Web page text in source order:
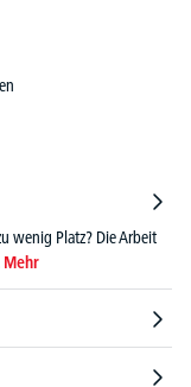
wenig Platz? Die Arbeit
Mehr